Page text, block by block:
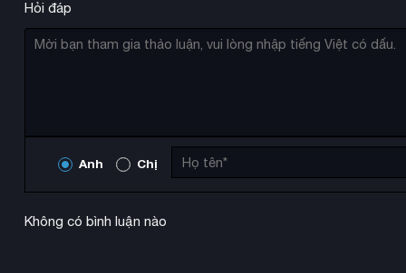
Hỏi đáp
Anh Chị
Không có bình luận nào